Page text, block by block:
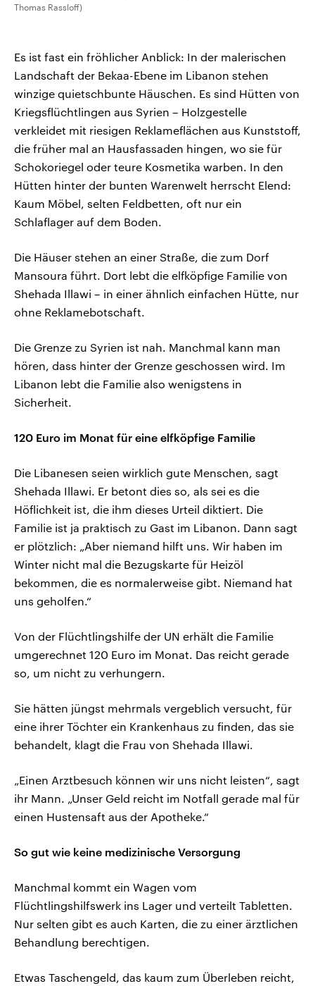
Thomas Rassloff)
Es ist fast ein fröhlicher Anblick: In der malerischen
Landschaft der Bekaa-Ebene im Libanon stehen
winzige quietschbunte Häuschen. Es sind Hütten von
Kriegsflüchtlingen aus Syrien – Holzgestelle
verkleidet mit riesigen Reklameflächen aus Kunststoff,
die früher mal an Hausfassaden hingen, wo sie für
Schokoriegel oder teure Kosmetika warben. In den
Hütten hinter der bunten Warenwelt herrscht Elend:
Kaum Möbel, selten Feldbetten, oft nur ein
Schlaflager auf dem Boden.
Die Häuser stehen an einer Straße, die zum Dorf
Mansoura führt. Dort lebt die elfköpfige Familie von
Shehada Illawi – in einer ähnlich einfachen Hütte, nur
ohne Reklamebotschaft.
Die Grenze zu Syrien ist nah. Manchmal kann man
hören, dass hinter der Grenze geschossen wird. Im
Libanon lebt die Familie also wenigstens in
Sicherheit.
120 Euro im Monat für eine elfköpfige Familie
Die Libanesen seien wirklich gute Menschen, sagt
Shehada Illawi. Er betont dies so, als sei es die
Höflichkeit ist, die ihm dieses Urteil diktiert. Die
Familie ist ja praktisch zu Gast im Libanon. Dann sagt
er plötzlich: „Aber niemand hilft uns. Wir haben im
Winter nicht mal die Bezugskarte für Heizöl
bekommen, die es normalerweise gibt. Niemand hat
uns geholfen.“
Von der Flüchtlingshilfe der UN erhält die Familie
umgerechnet 120 Euro im Monat. Das reicht gerade
so, um nicht zu verhungern.
Sie hätten jüngst mehrmals vergeblich versucht, für
eine ihrer Töchter ein Krankenhaus zu finden, das sie
behandelt, klagt die Frau von Shehada Illawi.
„Einen Arztbesuch können wir uns nicht leisten“, sagt
ihr Mann. „Unser Geld reicht im Notfall gerade mal für
einen Hustensaft aus der Apotheke.“
So gut wie keine medizinische Versorgung
Manchmal kommt ein Wagen vom
Flüchtlingshilfswerk ins Lager und verteilt Tabletten.
Nur selten gibt es auch Karten, die zu einer ärztlichen
Behandlung berechtigen.
Etwas Taschengeld, das kaum zum Überleben reicht,